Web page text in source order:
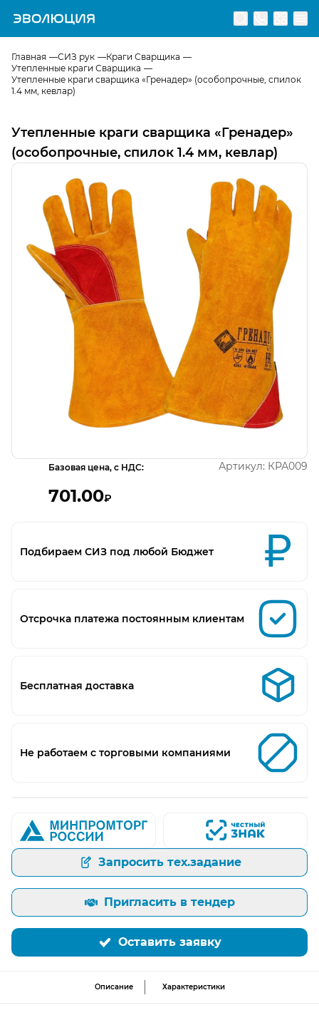
Перейти на главную страницу
Главная СИЗ рук
Краги Сварщика
Утепленные краги Сварщика
Утепленные краги сварщика «Гренадер» (особопрочные, спилок
1.4 мм, кевлар)
Открыть изображение
Утепленные краги сварщика «Гренадер»
(особопрочные, спилок 1.4 мм, кевлар)
Базовая цена, с НДС:
701.00₽
Артикул: КРА009
Подбираем СИЗ под любой Бюджет
Отсрочка платежа постоянным клиентам
Бесплатная доставка
Не работаем с торговыми компаниями
Запросить тех.задание
Пригласить в тендер
Оставить заявку
Описание Характеристики